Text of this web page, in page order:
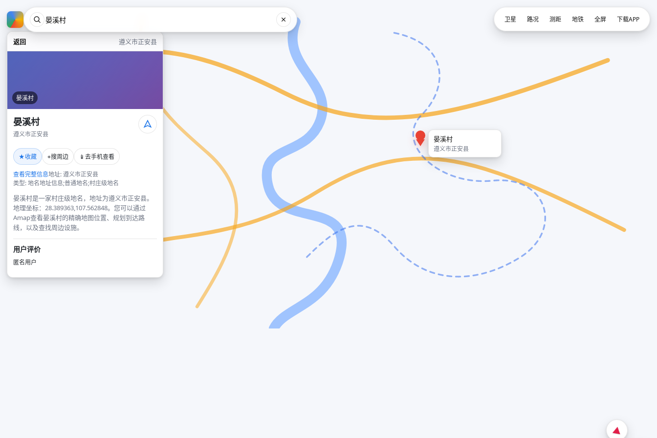
返回 遵义市正安县
晏溪村
晏溪村
遵义市正安县
★收藏 ⌖搜周边 📱 去手机查看
查看完整信息地址: 遵义市正安县
类型: 地名地址信息;普通地名;村庄级地名
晏溪村是一家村庄级地名，地址为遵义市正安县。
地理坐标：28.389363,107.562848。您可以通过
Amap查看晏溪村的精确地图位置、规划到达路
线，以及查找周边设施。
用户评价
匿名用户
晏溪村
遵义市正安县
卫星 路况 测距 地铁 全屏 下载APP